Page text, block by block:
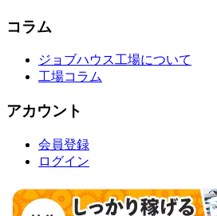
コラム
ジョブハウス工場について
工場コラム
アカウント
会員登録
ログイン